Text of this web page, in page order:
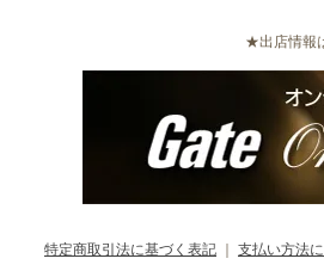
★出店情報
特定商取引法に基づく表記 支払い方法